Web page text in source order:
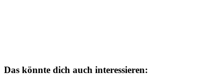
Das könnte dich auch interessieren: